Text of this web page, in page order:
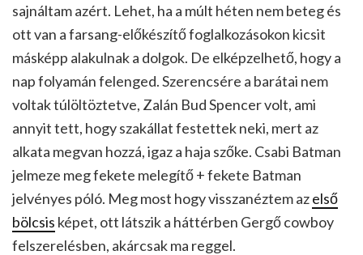
sajnáltam azért. Lehet, ha a múlt héten nem beteg és
ott van a farsang-előkészítő foglalkozásokon kicsit
másképp alakulnak a dolgok. De elképzelhető, hogy a
nap folyamán felenged. Szerencsére a barátai nem
voltak túlöltöztetve, Zalán Bud Spencer volt, ami
annyit tett, hogy szakállat festettek neki, mert az
alkata megvan hozzá, igaz a haja szőke. Csabi Batman
jelmeze meg fekete melegítő + fekete Batman
jelvényes póló. Meg most hogy visszanéztem azelső
bölcsis képet, ott látszik a háttérben Gergő cowboy
felszerelésben, akárcsak ma reggel.